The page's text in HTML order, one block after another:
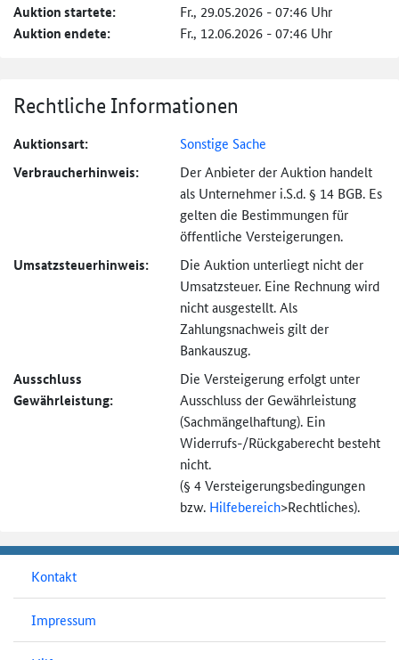
Auktion startete: Fr., 29.05.2026 - 07:46 Uhr
Auktion endete: Fr., 12.06.2026 - 07:46 Uhr
Rechtliche Informationen
Auktionsart: Sonstige Sache
Verbraucher­hinweis:
Der Anbieter der Auktion handelt
als Unternehmer i.S.d. § 14 BGB. Es
gelten die Bestimmungen für
öffentliche Versteigerungen.
Umsatzsteuer­hinweis:
Die Auktion unterliegt nicht der
Umsatzsteuer. Eine Rechnung wird
nicht ausgestellt. Als
Zahlungsnachweis gilt der
Bankauszug.
Ausschluss
Gewährleistung:
Die Versteigerung erfolgt unter
Ausschluss der Gewährleistung
(Sachmängel­haftung). Ein
Widerrufs-/Rückgaberecht besteht
nicht.
(§ 4 Versteigerungs­bedingungen
bzw. Hilfebereich>Rechtliches).
Kontakt
Impressum